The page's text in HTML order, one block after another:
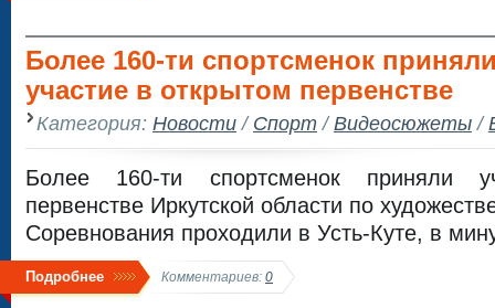
Более 160-ти спортсменок
участие в открытом первенстве
Категория: Новости/Спорт/Видеосюжеты/
Более 160-ти спортсменок приняли
первенстве Иркутской области по
Соревнования проходили в Усть-Куте, в
Подробнее Комментариев: 0